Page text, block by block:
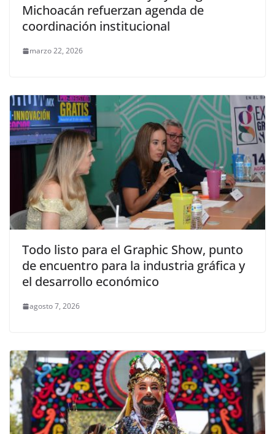
Michoacán refuerzan agenda de
coordinación institucional
marzo 22, 2026
Todo listo para el Graphic Show, punto
de encuentro para la industria gráfica y
el desarrollo económico
agosto 7, 2026